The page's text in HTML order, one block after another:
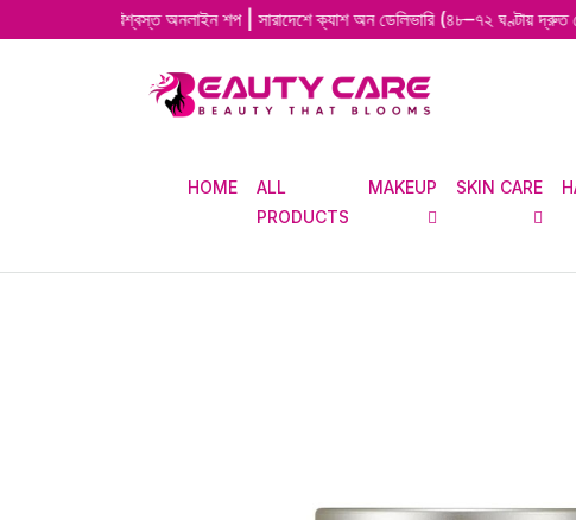
বিশ্বস্ত অনলাইন শপ | সারাদেশে ক্যাশ অন ডেলিভারি (৪৮–৭২ ঘণ্টায় দ্রুত
HOME
ALL
PRODUCTS
MAKEUP SKIN CARE